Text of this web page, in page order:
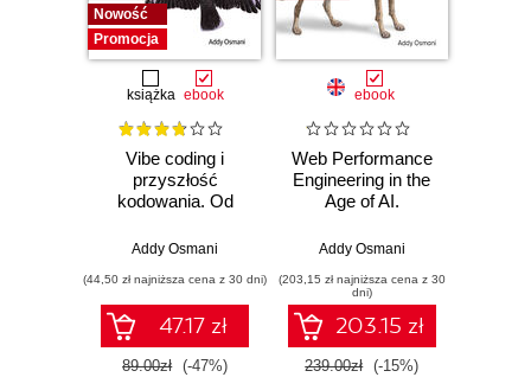
Nowość
Promocja
książka ebook
Vibe coding i
przyszłość
kodowania. Od
dewelopera ery AI
Addy Osmani
(44,50 zł najniższa cena z 30 dni)
47.17 zł
89.00zł (-47%)
ebook
Web Performance
Engineering in the
Age of AI.
and Quality for AI-
Applications
Addy Osmani
(203,15 zł najniższa cena z 30
dni)
203.15 zł
239.00zł (-15%)